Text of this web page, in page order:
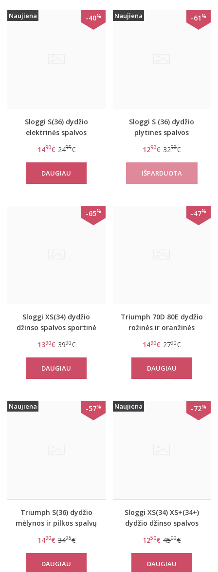
Naujiena -40%
Sloggi S(36) dydžio
elektrinės spalvos
women mOwe Flow Top
1
1490€ 2495€
DAUGIAU
Naujiena -61%
Sloggi S (36) dydžio
plytines spalvos
Substance Bralette
1290€ 3290€
-65%
Sloggi XS(34) dydžio
džinso spalvos sportinė
Bralette
1390€ 3990€
DAUGIAU
-47%
Triumph 70D 80E dydžio
rožinės ir oranžinės
liemenėlė women move
FLY W
1490€ 2790€
DAUGIAU
Naujiena -57%
Triumph S(36) dydžio
mėlynos ir pilkos spalvų
women move FLY Top
1490€ 3495€
DAUGIAU
Naujiena -72%
Sloggi XS(34) XS+(34+)
dydžio džinso spalvos
P
1250€ 4500€
DAUGIAU